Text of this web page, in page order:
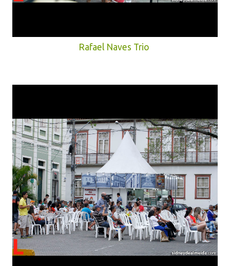
Rafael Naves Trio